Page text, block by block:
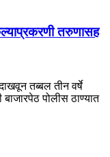
तरुणासह
तब्बल तीन वर्षे
पोलीस ठाण्यात